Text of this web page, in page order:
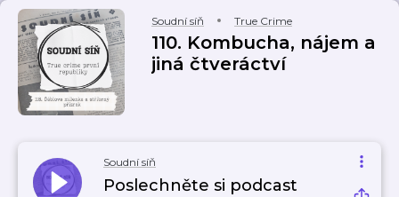
Soudní síň True Crime
110. Kombucha, nájem a
jiná čtveráctví
Soudní síň
Poslechněte si podcast